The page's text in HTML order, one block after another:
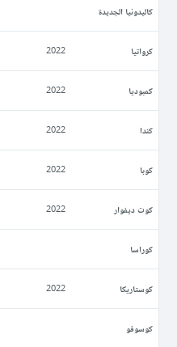
كاليدونيا الجديدة
كرواتيا 2022
كمبوديا 2022
كندا 2022
كوبا 2022
كوت ديفوار 2022
كوراسا
كوستاريكا 2022
كوسوفو